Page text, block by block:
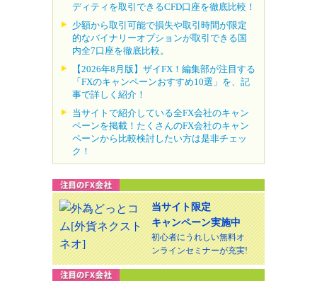
ディティを取引できるCFD口座を徹底比較！
少額から取引可能で損失や取引時間が限定
的なバイナリーオプションが取引できる国
内全7口座を徹底比較。
【2026年8月版】ザイFX！編集部が注目する
「FXのキャンペーンおすすめ10選」を、記
事で詳しく紹介！
当サイトで紹介している全FX会社のキャン
ペーンを掲載！たくさんのFX会社のキャン
ペーンから比較検討したい方は是非チェッ
ク！
当サイト限定
キャンペーン実施中
初心者にうれしい無料オ
ンラインセミナーが充実!